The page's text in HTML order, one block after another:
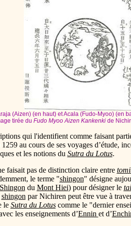
(Aizen) (en haut) et Acala (Fudo-Myoo) (en
tirée du Fudo Myoo Aizen Kankenkide
qui l'identifient comme faisant
au cours de ses voyages d’étude,
et les notions du Sutra du Lotus.
faisait pas de distinction claire entre
le terme "shingon" désigne
du Mont Hiei) pour désigner le
shingon par Nichiren peut être vue à
le Sutra du Lotuscomme le "dernier
les enseignements d’Ennin et d’